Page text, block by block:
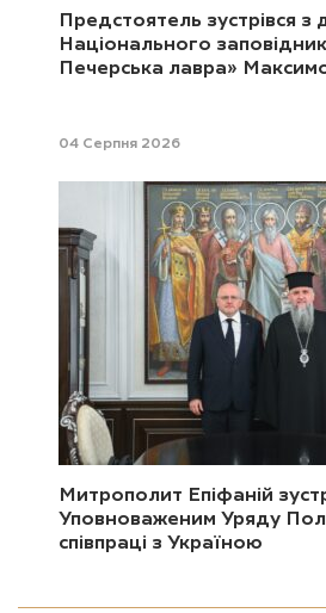
Предстоятель зустрівся з
Національного
Печерська лавра»
04 Серпня 2026
Митрополит Епіфаній
Уповноваженим Уряду
співпраці з Україною